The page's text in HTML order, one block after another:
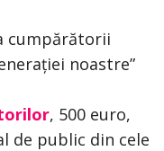
cumpărătorii
noastre”
, 500 euro,
de public din cele